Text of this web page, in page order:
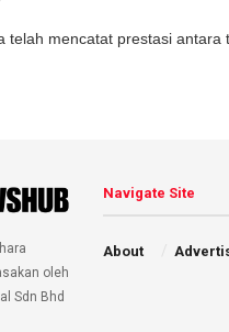
telah mencatat prestasi
oleh
Sdn Bhd
Navigate Site
About